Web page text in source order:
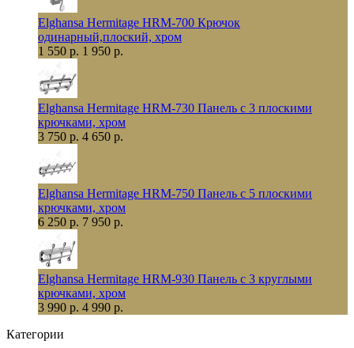
Elghansa Hermitage HRM-700 Крючок
одинарный,плоский, хром
1 550 р. 1 950 р.
Elghansa Hermitage HRM-730 Панель с 3 плоскими
крючками, хром
3 750 р. 4 650 р.
Elghansa Hermitage HRM-750 Панель с 5 плоскими
крючками, хром
6 250 р. 7 950 р.
Elghansa Hermitage HRM-930 Панель с 3 круглыми
крючками, хром
3 990 р. 4 990 р.
Категории